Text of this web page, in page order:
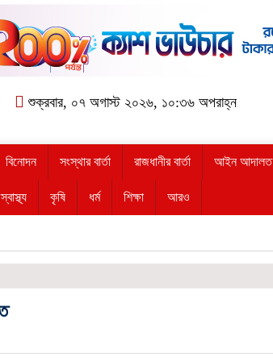
শুক্রবার, ০৭ অগাস্ট ২০২৬, ১০:৩৬ অপরাহ্ন
বিনোদন সংস্থার বার্তা রাজধানীর বার্তা আইন আদালত
স্বাস্থ্য কৃষি ধর্ম শিক্ষা আরও